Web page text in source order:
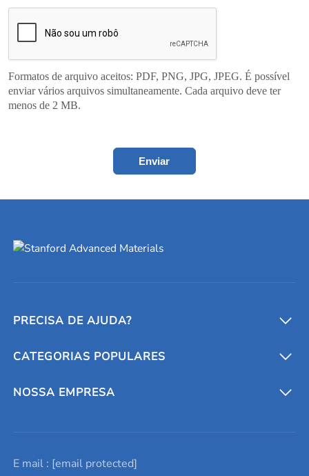
Formatos de arquivo aceitos: PDF, PNG, JPG, JPEG. É possível
enviar vários arquivos simultaneamente. Cada arquivo deve ter
menos de 2 MB.
Enviar
PRECISA DE AJUDA?
Conversores e calculadoras
Entre em contato conosco
Lista de consultas
CATEGORIAS POPULARES
Metais refratários
Elementos de terras raras
NOSSA EMPRESA
Promoções atuais
E mail : [email protected]